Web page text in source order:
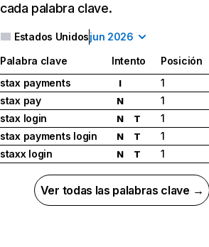
cada palabra clave.
Estados Unidosjun 2026
Palabra clave Intento
Posición
stax payments
I
1
stax pay
N
1
stax login
N T
1
stax payments login
N T
1
staxx login
N T 1
Ver todas las palabras clave →